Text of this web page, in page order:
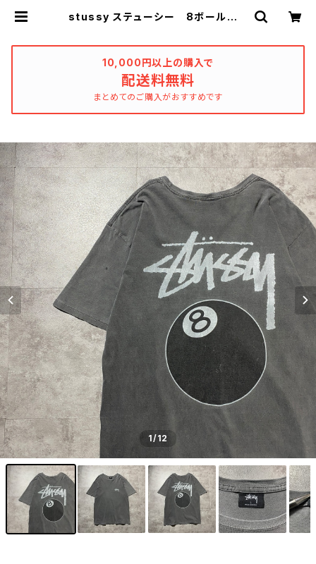
stussy ステューシー 8ボール ビ
Tシャツ | used_clothing_katha
rsis
10,000円以上の購入で
配送料無料
まとめてのご購入がおすすめです
1/12